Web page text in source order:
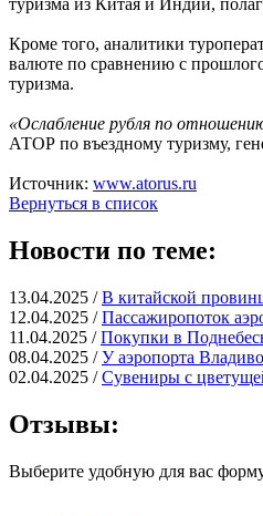
Кроме того, аналитики
валюте по сравнению с
туризма.
«Ослабление рубля по
АТОР по въездному туризму,
Источник: www.atorus.ru
Вернуться в список
Новости по теме:
13.04.2025 /В китайской
12.04.2025 /Пассажиропоток
11.04.2025 /Покупки в
08.04.2025 /У аэропорта
02.04.2025 /Сувениры с
Отзывы:
Выберите удобную для вас